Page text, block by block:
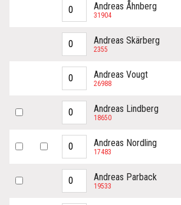
Andreas Åhnberg
31904
Andreas Skärberg
2355
Andreas Vougt
26988
Andreas Lindberg
18650
Andreas Nordling
17483
Andreas Parback
19533